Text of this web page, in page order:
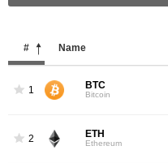
# Name
1 BTC
Bitcoin
2 ETH
Ethereum